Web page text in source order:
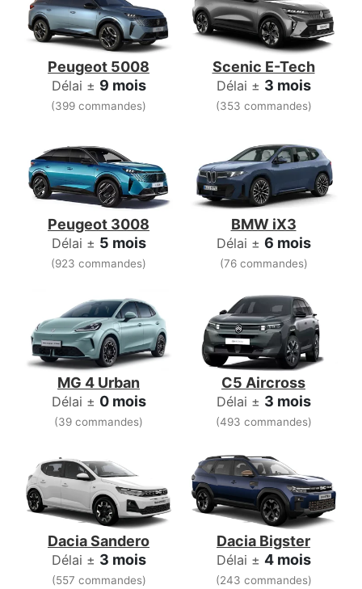
Peugeot 5008
Délai ± 9 mois
(399 commandes)
Scenic E-Tech
Délai ± 3 mois
(353 commandes)
Peugeot 3008
Délai ± 5 mois
(923 commandes)
BMW iX3
Délai ± 6 mois
(76 commandes)
MG 4 Urban
Délai ± 0 mois
(39 commandes)
C5 Aircross
Délai ± 3 mois
(493 commandes)
Dacia Sandero
Délai ± 3 mois
(557 commandes)
Dacia Bigster
Délai ± 4 mois
(243 commandes)